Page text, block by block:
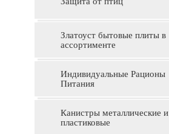
Златоуст бытовые плиты в
ассортименте
Индивидуальные Рационы
Питания
Канистры металлические и
пластиковые